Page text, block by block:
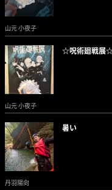
山元 小夜子
☆呪術廻戦展
山元 小夜子
暑い
丹羽陽向